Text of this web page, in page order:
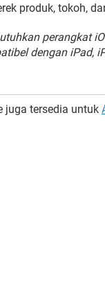
produk, tokoh,
perangkat
dengan iPad,
juga tersedia untuk